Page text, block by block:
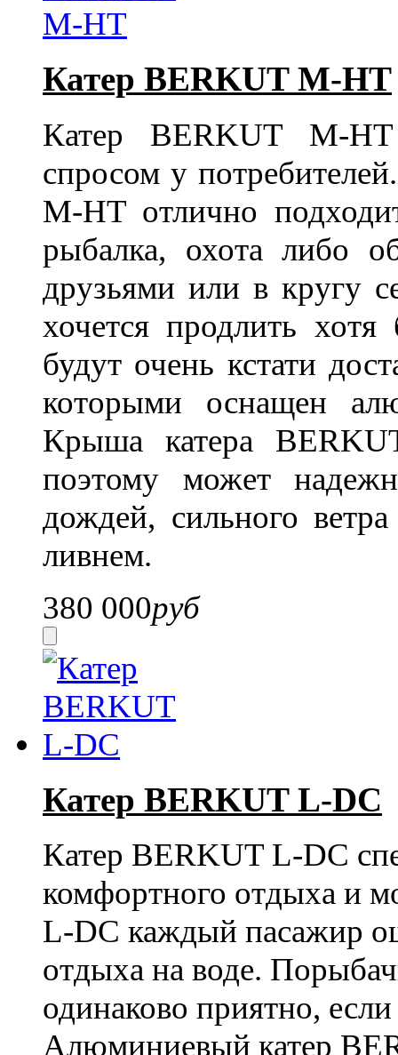
Катер BERKUT M-HT
Катер BERKUT M-HT
спросом у
M-HT отлично
рыбалка, охота либо
друзьями или в кругу
хочется продлить
будут очень кстати
которыми оснащен
Крыша катера
поэтому может
дождей, сильного
ливнем.
380 000руб
Катер BERKUT L-DC
Катер BERKUT L-DC
комфортного отдыха и
L-DC каждый пасажир
отдыха на воде.
одинаково приятно,
Алюминиевый катер